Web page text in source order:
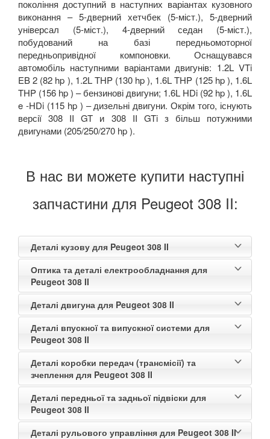
покоління доступний в наступних варіантах кузовного
виконання – 5-дверний хетчбек (5-міст.), 5-дверний
універсал (5-міст.), 4-дверний седан (5-міст.),
побудований на базі передньомоторної
передньопривідної компоновки. Оснащувався
автомобіль наступними варіантами двигунів: 1.2L VTi
EB 2 (82 hp ), 1.2L THP (130 hp ), 1.6L THP (125 hp ), 1.6L
THP (156 hp ) – бензинові двигуни; 1.6L HDi (92 hp ), 1.6L
e -HDi (115 hp ) – дизельні двигуни. Окрім того, існують
версії 308 II GT и 308 II GTi з більш потужними
двигунами (205/250/270 hp ).
В нас ви можете купити наступні
запчастини для Peugeot 308 II:
Деталі кузову для Peugeot 308 II
Оптика та деталі електрообладнання для
Peugeot 308 II
Деталі двигуна для Peugeot 308 II
Деталі впускної та випускної системи для
Peugeot 308 II
Деталі коробки передач (трансмісії) та
зчеплення для Peugeot 308 II
Деталі передньої та задньої підвіски для
Peugeot 308 II
Деталі рульового управління для Peugeot 308 II